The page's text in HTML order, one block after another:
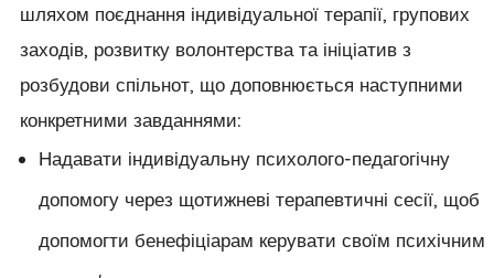
шляхом поєднання індивідуальної терапії, групових
заходів, розвитку волонтерства та ініціатив з
розбудови спільнот, що доповнюється наступними
конкретними завданнями:
Надавати індивідуальну психолого-педагогічну
допомогу через щотижневі терапевтичні сесії, щоб
допомогти бенефіціарам керувати своїм психічним